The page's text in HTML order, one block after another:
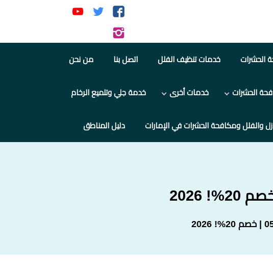
تابعنا
فيسبوك
تابعنا
تويتر يوتيوب
إنستجرام
الحشرات خدمات تنظيف الفلل اتصل بنا من نحن
الحشرات خدمات أخرى خدمة جلي وتلميع الرخام
والفلل ومكافحة الحشرات في الإمارات دليل المناطق